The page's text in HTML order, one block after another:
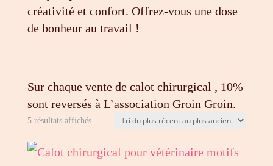
créativité et confort. Offrez-vous une dose
de bonheur au travail !
Sur chaque vente de calot chirurgical , 10%
sont reversés à L’association Groin Groin.
5 résultats affichésTrié
plus